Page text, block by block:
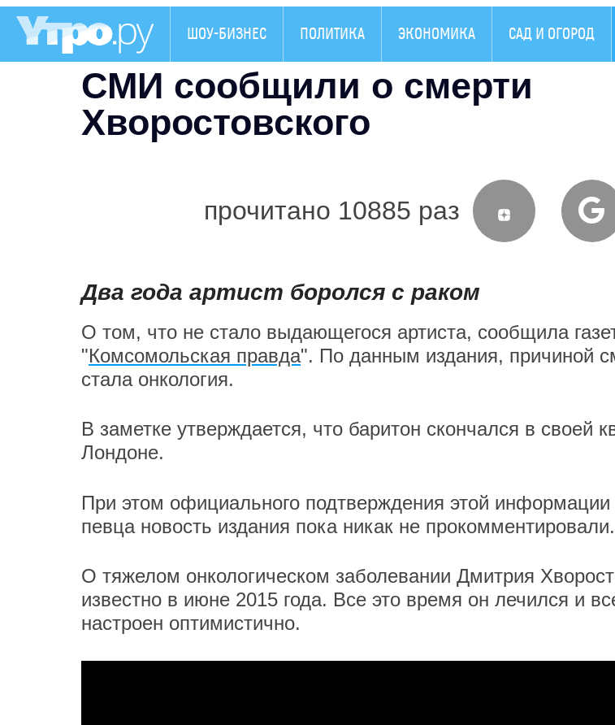
ШОУ-БИЗНЕС ПОЛИТИКА ЭКОНОМИКА САД И ОГОРОД
СМИ сообщили о смерти
Хворостовского
прочитано 10885 раз
Два года артист боролся с раком
О том, что не стало выдающегося артиста, сообщила
"Комсомольская правда". По данным издания, причиной
стала онкология.
В заметке утверждается, что баритон скончался в своей
Лондоне.
При этом официального подтверждения этой информации
певца новость издания пока никак не прокомментировали.
О тяжелом онкологическом заболевании Дмитрия
известно в июне 2015 года. Все это время он лечился и
настроен оптимистично.